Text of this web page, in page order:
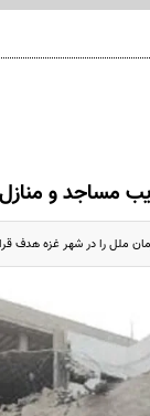
مساجد و
ملل را در شهر غزه هدف